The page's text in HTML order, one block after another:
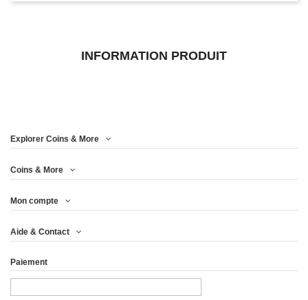
INFORMATION PRODUIT
Explorer Coins & More
Coins & More
Mon compte
Aide & Contact
Paiement